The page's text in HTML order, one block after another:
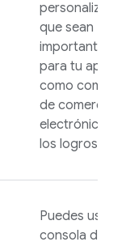
personalizados
que sean
importantes
para tu app,
como compras
de comercio
electrónico o
los logros.
Puedes usar la
consola de